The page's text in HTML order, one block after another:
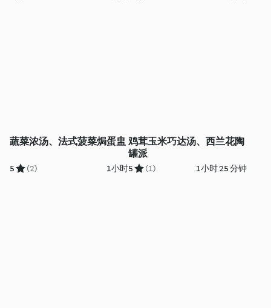
蔬菜浓汤、法式菠菜焗蛋盅
5 (2) 1小时
鸡茸玉米巧达汤、西兰花陶
罐派
5 (1) 1小时 25 分钟